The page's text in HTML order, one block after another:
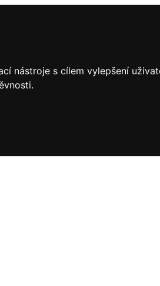
nástroje s cílem vylepšení